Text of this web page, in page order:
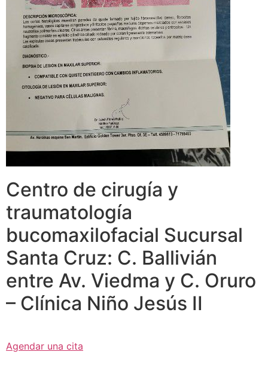
Centro de cirugía y
traumatología
bucomaxilofacial Sucursal
Santa Cruz: C. Ballivián
entre Av. Viedma y C. Oruro
– Clínica Niño Jesús II
Agendar una cita